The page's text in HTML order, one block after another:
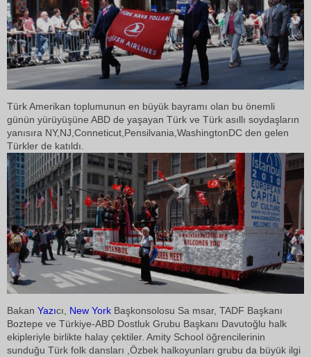
Türk Amerikan toplumunun en büyük bayramı olan bu önemli
günün yürüyüşüne ABD de yaşayan Türk ve Türk asıllı soydaşların
yanısıra NY,NJ,Conneticut,Pensilvania,WashingtonDC den gelen
Türkler de katıldı.
Bakan Yazıcı, New York Başkonsolosu Sa msar, TADF Başkanı
Boztepe ve Türkiye-ABD Dostluk Grubu Başkanı Davutoğlu halk
ekipleriyle birlikte halay çektiler. Amity School öğrencilerinin
sunduğu Türk folk dansları ,Özbek halkoyunları grubu da büyük ilgi